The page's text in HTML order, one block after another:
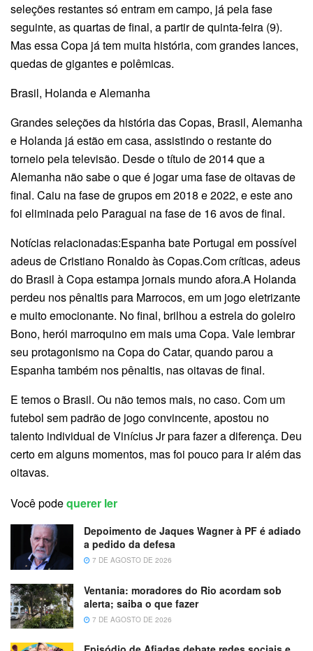
seleções restantes só entram em campo, já pela fase
seguinte, as quartas de final, a partir de quinta-feira (9).
Mas essa Copa já tem muita história, com grandes lances,
quedas de gigantes e polêmicas.
Brasil, Holanda e Alemanha
Grandes seleções da história das Copas, Brasil, Alemanha
e Holanda já estão em casa, assistindo o restante do
torneio pela televisão. Desde o título de 2014 que a
Alemanha não sabe o que é jogar uma fase de oitavas de
final. Caiu na fase de grupos em 2018 e 2022, e este ano
foi eliminada pelo Paraguai na fase de 16 avos de final.
Notícias relacionadas:Espanha bate Portugal em possível
adeus de Cristiano Ronaldo às Copas.Com críticas, adeus
do Brasil à Copa estampa jornais mundo afora.A Holanda
perdeu nos pênaltis para Marrocos, em um jogo eletrizante
e muito emocionante. No final, brilhou a estrela do goleiro
Bono, herói marroquino em mais uma Copa. Vale lembrar
seu protagonismo na Copa do Catar, quando parou a
Espanha também nos pênaltis, nas oitavas de final.
E temos o Brasil. Ou não temos mais, no caso. Com um
futebol sem padrão de jogo convincente, apostou no
talento individual de Vinícius Jr para fazer a diferença. Deu
certo em alguns momentos, mas foi pouco para ir além das
oitavas.
Você podequerer ler
Depoimento de Jaques Wagner à PF é adiado
a pedido da defesa
7 DE AGOSTO DE 2026
Ventania: moradores do Rio acordam sob
alerta; saiba o que fazer
7 DE AGOSTO DE 2026